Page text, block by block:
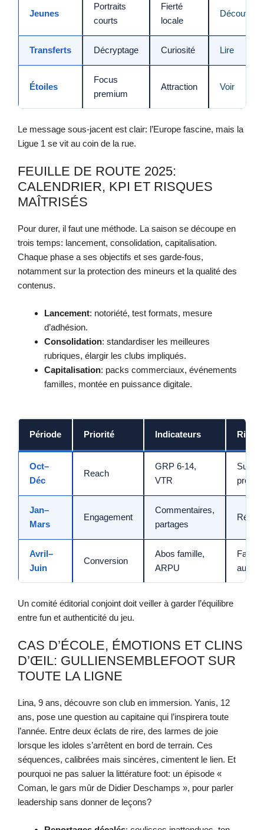
Jeunes
Portraits
courts
Fierté
locale
Découvrir
Transferts Décryptage Curiosité Lire
Étoiles
Focus
premium
Attraction Voir
Le message sous-jacent est clair: l’Europe fascine, mais la
Ligue 1 se vit au coin de la rue.
FEUILLE DE ROUTE 2025:
CALENDRIER, KPI ET RISQUES
MAÎTRISÉS
Pour durer, il faut une méthode. La saison se découpe en
trois temps: lancement, consolidation, capitalisation.
Chaque phase a ses objectifs et ses garde-fous,
notamment sur la protection des mineurs et la qualité des
contenus.
Lancement: notoriété, test formats, mesure
d’adhésion.
Consolidation: standardiser les meilleures
rubriques, élargir les clubs impliqués.
Capitalisation: packs commerciaux, événements
familles, montée en puissance digitale.
Période Priorité Indicateurs
Oct–
Déc
Reach
GRP 6-14,
VTR
Sur-
Jan–
Mars
Engagement
Commentaires,
partages
Avril–
Juin
Conversion
Abos famille,
ARPU
Un comité éditorial conjoint doit veiller à garder l’équilibre
entre fun et authenticité du jeu.
CAS D’ÉCOLE, ÉMOTIONS ET CLINS
D’ŒIL: GULLIENSEMBLEFOOT SUR
TOUTE LA LIGNE
Lina, 9 ans, découvre son club en immersion. Yanis, 12
ans, pose une question au capitaine qui l’inspirera toute
l’année. Entre deux éclats de rire, des larmes de joie
lorsque les idoles s’arrêtent en bord de terrain. Ces
séquences, calibrées mais sincères, cimentent le lien. Et
pourquoi ne pas saluer la littérature foot: un épisode «
Coman, le gars mûr de Didier Deschamps », pour parler
leadership sans donner de leçons?